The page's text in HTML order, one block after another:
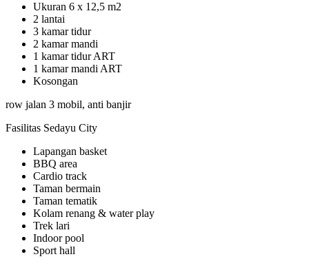
Ukuran 6 x 12,5 m2
2 lantai
3 kamar tidur
2 kamar mandi
1 kamar tidur ART
1 kamar mandi ART
Kosongan
row jalan 3 mobil, anti banjir
Fasilitas Sedayu City
Lapangan basket
BBQ area
Cardio track
Taman bermain
Taman tematik
Kolam renang & water play
Trek lari
Indoor pool
Sport hall